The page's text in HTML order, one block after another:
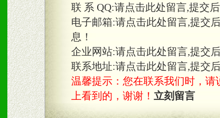
1、免费提供体验及宣传彩
2、不定期在各大知名网站
知名度和影响力。
3、根据地方实际情况提供
具。
联 系 QQ:请点击此处留言,提交
电子邮箱:请点击此处留言,提交
息！
企业网站:请点击此处留言,提交
联系地址:请点击此处留言,提交
温馨提示：您在联系我们时，请
上看到的，谢谢！ 立刻留言